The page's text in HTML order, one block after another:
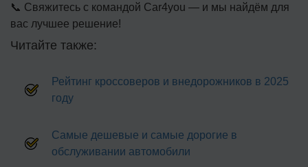
📞 Свяжитесь с командой Car4you — и мы найдём для
вас лучшее решение!
Читайте также:
Рейтинг кроссоверов и внедорожников в 2025
году
Самые дешевые и самые дорогие в
обслуживании автомобили